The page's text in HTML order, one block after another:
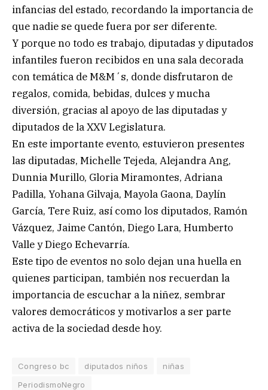
infancias del estado, recordando la importancia de
que nadie se quede fuera por ser diferente.
Y porque no todo es trabajo, diputadas y diputados
infantiles fueron recibidos en una sala decorada
con temática de M&M´s, donde disfrutaron de
regalos, comida, bebidas, dulces y mucha
diversión, gracias al apoyo de las diputadas y
diputados de la XXV Legislatura.
En este importante evento, estuvieron presentes
las diputadas, Michelle Tejeda, Alejandra Ang,
Dunnia Murillo, Gloria Miramontes, Adriana
Padilla, Yohana Gilvaja, Mayola Gaona, Daylín
García, Tere Ruiz, así como los diputados, Ramón
Vázquez, Jaime Cantón, Diego Lara, Humberto
Valle y Diego Echevarría.
Este tipo de eventos no solo dejan una huella en
quienes participan, también nos recuerdan la
importancia de escuchar a la niñez, sembrar
valores democráticos y motivarlos a ser parte
activa de la sociedad desde hoy.
Congreso bc diputados niños
niñas
PeriodismoNegro